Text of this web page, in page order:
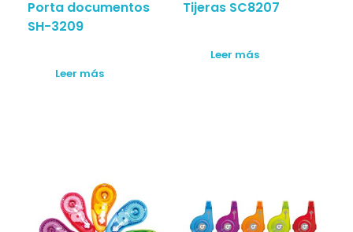
Porta documentos
SH-3209
Leer más
Tijeras SC8207
Leer más